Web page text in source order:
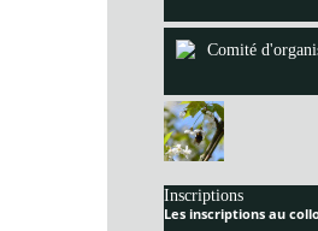
Comité
Inscriptions
Les inscriptions au